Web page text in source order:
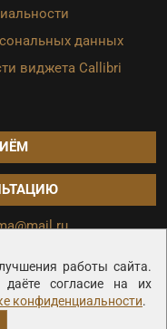
работы сайта.
согласие на их
конфиденциальности.
данных
виджета Callibri